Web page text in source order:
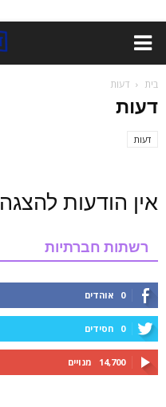
בית דעות
דעות
דעות
אין הודעות להצגה
רשתות חברתיות
0 אוהדים
0 חסידים
14,700 מנויים